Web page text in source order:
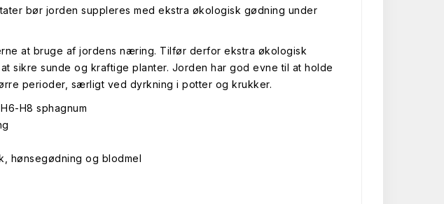
bør jorden suppleres med ekstra økologisk gødning under
at bruge af jordens næring. Tilfør derfor ekstra økologisk
sikre sunde og kraftige planter. Jorden har god evne til at holde
perioder, særligt ved dyrkning i potter og krukker.
H8 sphagnum
hønsegødning og blodmel